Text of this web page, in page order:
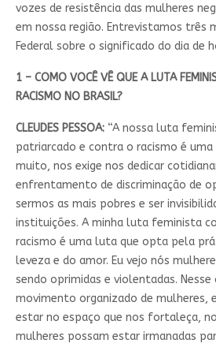
vozes de resistência das mulheres
em nossa região. Entrevistamos três
Federal sobre o significado do dia de
1 – COMO VOCÊ VÊ QUE A LUTA
RACISMO NO BRASIL?
CLEUDES PESSOA:“A nossa luta
patriarcado e contra o racismo é
muito, nos exige nos dedicar
enfrentamento de discriminação de
sermos as mais pobres e ser
instituições. A minha luta feminista
racismo é uma luta que opta pela
leveza e do amor. Eu vejo nós
sendo oprimidas e violentadas.
movimento organizado de mulheres,
estar no espaço que nos fortaleça,
mulheres possam estar irmanadas